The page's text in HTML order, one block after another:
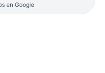
en Google